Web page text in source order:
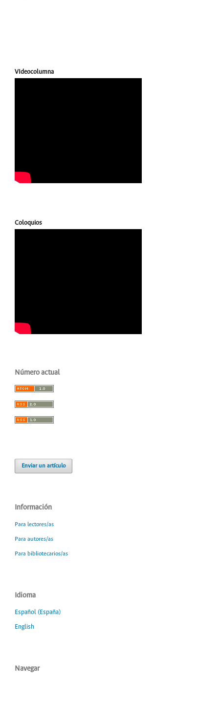
VIdeocolumna
Coloquios
Número actual
Enviar un artículo
Información
Para lectores/as
Para autores/as
Para bibliotecarios/as
Idioma
Español (España)
English
Navegar